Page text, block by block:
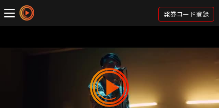
発券コード登録